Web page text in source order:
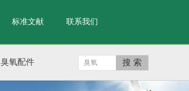
标准文献 联系我们
臭氧配件